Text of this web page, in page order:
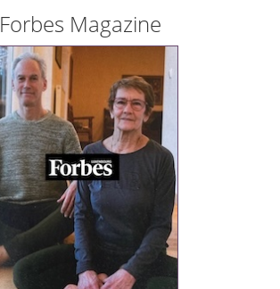
Forbes Magazine